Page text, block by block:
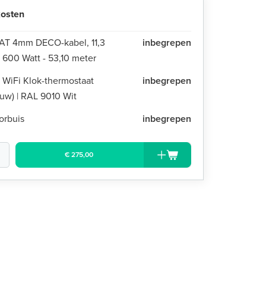
4mm DECO-kabel, 11,3
600 Watt - 53,10 meter
inbegrepen
WiFi Klok-thermostaat
| RAL 9010 Wit
inbegrepen
inbegrepen
€ 275,00